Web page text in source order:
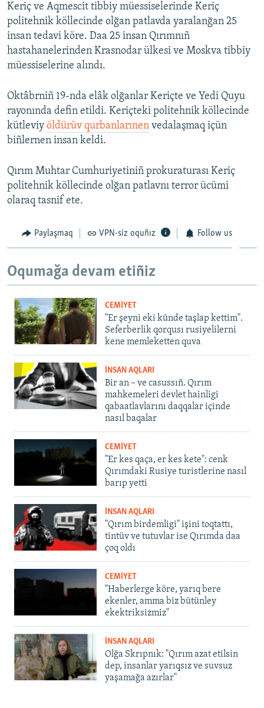
Keriç ve Aqmescit tibbiy müessiselerinde Keriç
politehnik köllecinde olğan patlavda yaralanğan 25
insan tedavi köre. Daa 25 insan Qırımnıñ
hastahanelerinden Krasnodar ülkesi ve Moskva tibbiy
müessiselerine alındı.
Oktâbrniñ 19-nda elâk olğanlar Keriçte ve Yedi Quyu
rayonında defin etildi. Keriçteki politehnik köllecinde
kütleviy öldürüv qurbanlarınen vedalaşmaq içün
biñlernen insan keldi.
Qırım Muhtar Cumhuriyetiniñ prokuraturası Keriç
politehnik köllecinde olğan patlavnı terror ücümi
olaraq tasnif ete.
Paylaşmaq VPN-siz oquñız Follow us
Oqumağa devam etiñiz
CEMİYET
"Er şeyni eki künde taşlap kettim".
Seferberlik qorqusı rusiyelilerni
kene memleketten quva
İNSAN AQLARI
Bir an – ve casussıñ. Qırım
mahkemeleri devlet hainligi
qabaatlavlarını daqqalar içinde
nasıl baqalar
CEMİYET
"Er kes qaça, er kes kete": cenk
Qırımdaki Rusiye turistlerine nasıl
barıp yetti
İNSAN AQLARI
"Qırım birdemligi" işini toqtattı,
tintüv ve tutuvlar ise Qırımda daa
çoq oldı
CEMİYET
"Haberlerge köre, yarıq bere
ekenler, amma biz bütünley
ekektriksizmiz"
İNSAN AQLARI
Olğa Skrıpnık: "Qırım azat etilsin
dep, insanlar yarıqsız ve suvsuz
yaşamağa azırlar"